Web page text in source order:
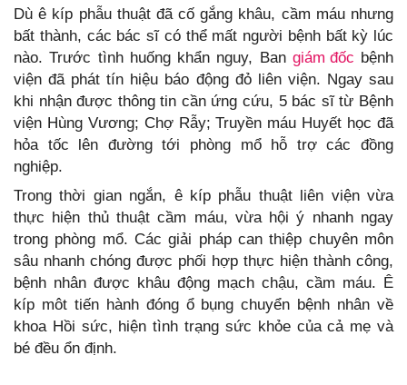
Dù ê kíp phẫu thuật đã cố gắng khâu, cầm máu nhưng
bất thành, các bác sĩ có thể mất người bệnh bất kỳ lúc
nào. Trước tình huống khẩn nguy, Ban giám đốc bệnh
viện đã phát tín hiệu báo động đỏ liên viện. Ngay sau
khi nhận được thông tin cần ứng cứu, 5 bác sĩ từ Bệnh
viện Hùng Vương; Chợ Rẫy; Truyền máu Huyết học đã
hỏa tốc lên đường tới phòng mổ hỗ trợ các đồng
nghiệp.
Trong thời gian ngắn, ê kíp phẫu thuật liên viện vừa
thực hiện thủ thuật cầm máu, vừa hội ý nhanh ngay
trong phòng mổ. Các giải pháp can thiệp chuyên môn
sâu nhanh chóng được phối hợp thực hiện thành công,
bệnh nhân được khâu động mạch chậu, cầm máu. Ê
kíp môt tiến hành đóng ổ bụng chuyển bệnh nhân về
khoa Hồi sức, hiện tình trạng sức khỏe của cả mẹ và
bé đều ổn định.